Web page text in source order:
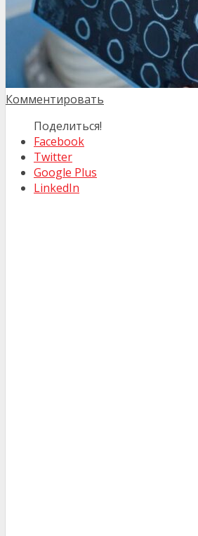
Комментировать
Поделиться!
Facebook
Twitter
Google Plus
LinkedIn